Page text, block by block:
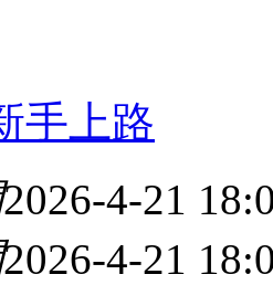
手上路
2026-4-21
2026-4-21